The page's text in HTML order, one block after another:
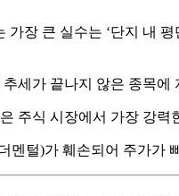
가장 큰 실수는 ‘단지 내
추세가 끝나지 않은 종목에
주식 시장에서 가장 강력
멘털)가 훼손되어 주가가